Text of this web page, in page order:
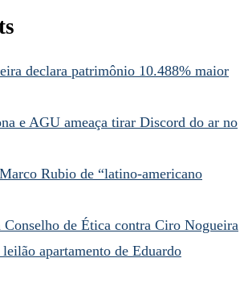
declara patrimônio 10.488% maior
e AGU ameaça tirar Discord do ar no
Rubio de “latino-americano
de Ética contra Ciro Nogueira
apartamento de Eduardo